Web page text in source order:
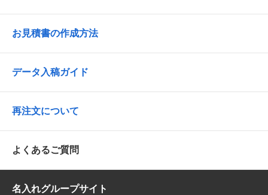
お見積書の作成方法
データ入稿ガイド
再注文について
よくあるご質問
名入れグループサイト